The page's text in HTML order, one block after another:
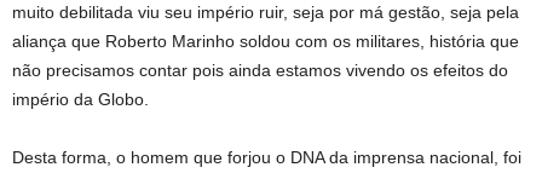
muito debilitada viu seu império ruir, seja por má gestão, seja pela
aliança que Roberto Marinho soldou com os militares, história que
não precisamos contar pois ainda estamos vivendo os efeitos do
império da Globo.
Desta forma, o homem que forjou o DNA da imprensa nacional, foi